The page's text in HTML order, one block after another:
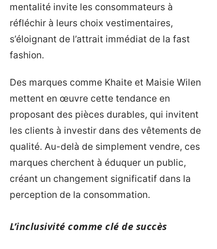
mentalité invite les consommateurs à
réfléchir à leurs choix vestimentaires,
s’éloignant de l’attrait immédiat de la fast
fashion.
Des marques comme Khaite et Maisie Wilen
mettent en œuvre cette tendance en
proposant des pièces durables, qui invitent
les clients à investir dans des vêtements de
qualité. Au-delà de simplement vendre, ces
marques cherchent à éduquer un public,
créant un changement significatif dans la
perception de la consommation.
L’inclusivité comme clé de succès